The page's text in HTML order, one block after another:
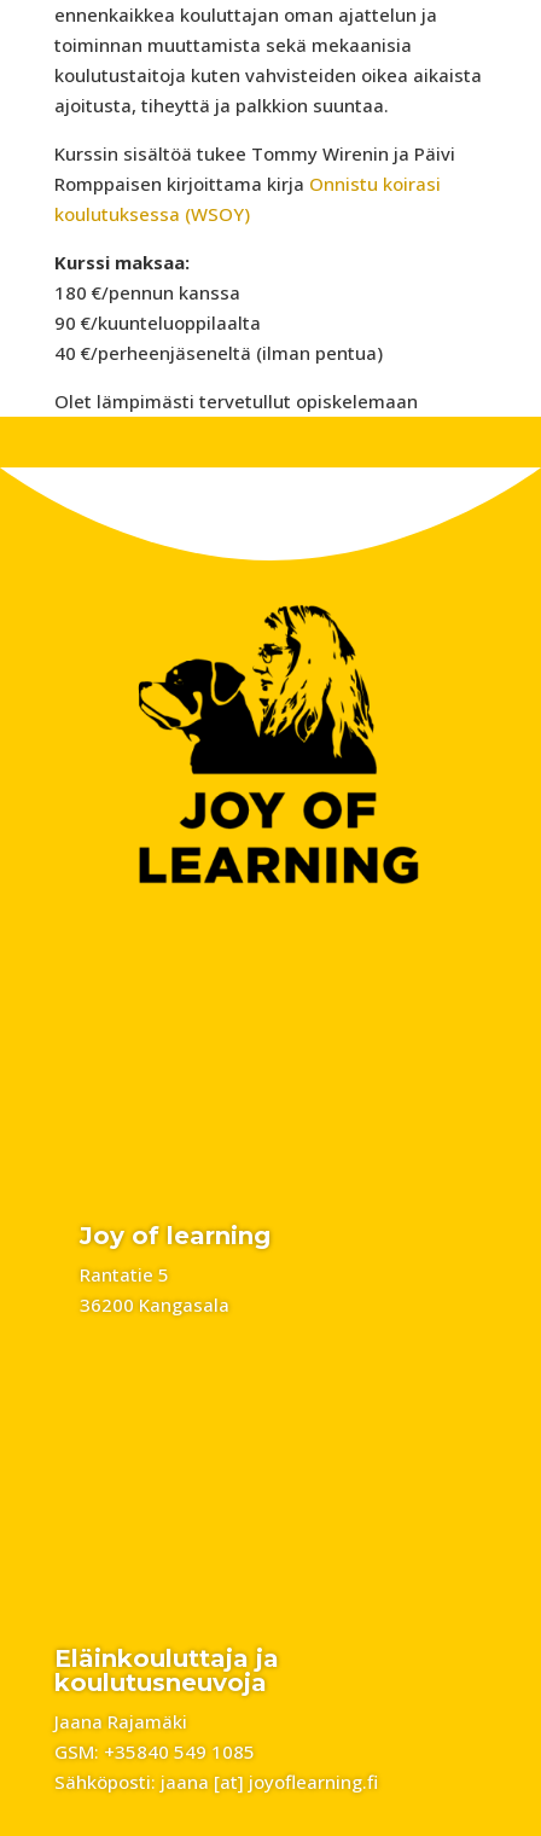
ennenkaikkea kouluttajan oman ajattelun ja
toiminnan muuttamista sekä mekaanisia
koulutustaitoja kuten vahvisteiden oikea aikaista
ajoitusta, tiheyttä ja palkkion suuntaa.
Kurssin sisältöä tukee Tommy Wirenin ja Päivi
Romppaisen kirjoittama kirja Onnistu koirasi
koulutuksessa (WSOY)
Kurssi maksaa:
180 €/pennun kanssa
90 €/kuunteluoppilaalta
40 €/perheenjäseneltä (ilman pentua)
Olet lämpimästi tervetullut opiskelemaan
Joy of learning
Rantatie 5
36200 Kangasala
Eläinkouluttaja ja
koulutusneuvoja
Jaana Rajamäki
GSM: +35840 549 1085
Sähköposti: jaana [at] joyoflearning.fi